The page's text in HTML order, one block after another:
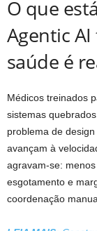
O que
Agentic
saúde é
Médicos treinados
sistemas
problema de
avançam à
agravam-se:
esgotamento e
coordenação